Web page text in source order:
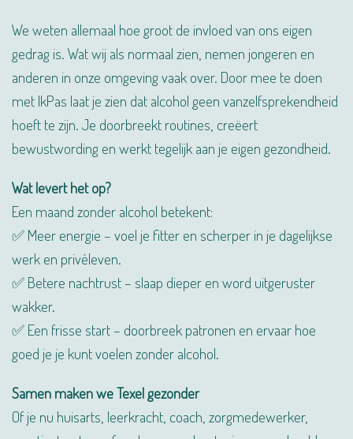
We weten allemaal hoe groot de invloed van ons eigen
gedrag is. Wat wij als normaal zien, nemen jongeren en
anderen in onze omgeving vaak over. Door mee te doen
met IkPas laat je zien dat alcohol geen vanzelfsprekendheid
hoeft te zijn. Je doorbreekt routines, creëert
bewustwording en werkt tegelijk aan je eigen gezondheid.
Wat levert het op?
Een maand zonder alcohol betekent:
✅ Meer energie – voel je fitter en scherper in je dagelijkse
werk en privéleven.
✅ Betere nachtrust – slaap dieper en word uitgeruster
wakker.
✅ Een frisse start – doorbreek patronen en ervaar hoe
goed je je kunt voelen zonder alcohol.
Samen maken we Texel gezonder
Of je nu huisarts, leerkracht, coach, zorgmedewerker,